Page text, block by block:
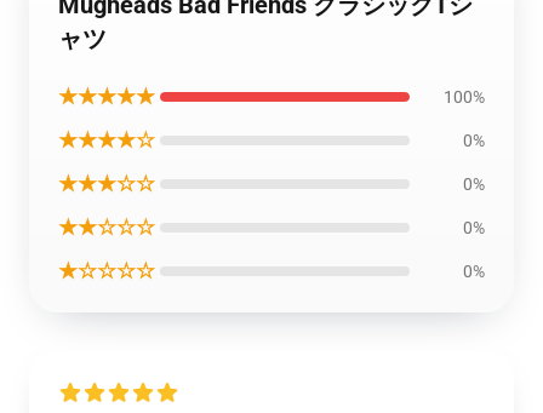
ャツ
★★★★★ 100%
★★★★☆ 0%
★★★☆☆ 0%
★★☆☆☆ 0%
★☆☆☆☆ 0%